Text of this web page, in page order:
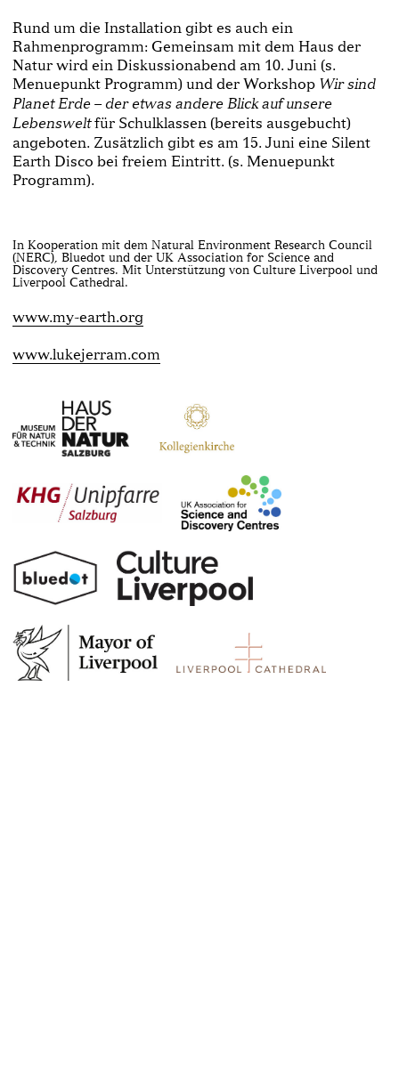
Rund um die Installation gibt es auch ein
Rahmenprogramm: Gemeinsam mit dem Haus der
Natur wird ein Diskussionabend am 10. Juni (s.
Menuepunkt Programm) und der Workshop Wir sind
Planet Erde – der etwas andere Blick auf unsere
Lebensweltfür Schulklassen (bereits ausgebucht)
angeboten. Zusätzlich gibt es am 15. Juni eine Silent
Earth Disco bei freiem Eintritt. (s. Menuepunkt
Programm).
In Kooperation mit dem Natural Environment Research Council
(NERC), Bluedot und der UK Association for Science and
Discovery Centres. Mit Unterstützung von Culture Liverpool und
Liverpool Cathedral.
www.my-earth.org
www.lukejerram.com